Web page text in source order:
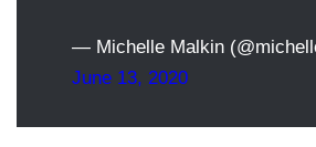
— Michelle Malkin
June 13, 2020